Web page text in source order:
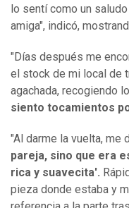
lo sentí como un
amiga", indicó,
"Días después me
el stock de mi local de
agachada, recogiendo
siento tocamientos
"Al darme la vuelta, me
pareja, sino que era
rica y suavecita'.
pieza donde estaba y